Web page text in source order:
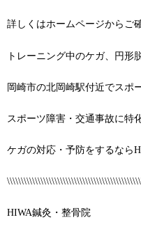
詳しくはホームページからご
トレーニング中のケガ、円形
岡崎市の北岡崎駅付近でスポ
スポーツ障害・交通事故に特
ケガの対応・予防をするなら
HIWA鍼灸・整骨院